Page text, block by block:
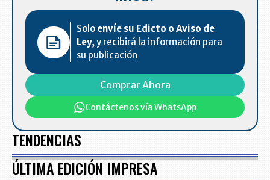
Solo envíe su Edicto o Aviso de
Ley,y recibirá la información para
su publicación
Comprar Ahora
Contáctenos vía WhatsApp
TENDENCIAS
ÚLTIMA EDICIÓN IMPRESA